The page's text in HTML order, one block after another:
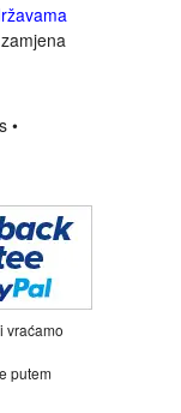
•
vraćamo
putem